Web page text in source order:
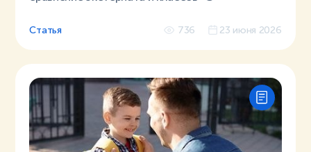
Статья 736 23 июня 2026